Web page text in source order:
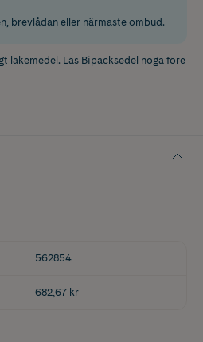
brevlådan eller närmaste ombud.
läkemedel. Läs Bipacksedel noga före
562854
682,67 kr